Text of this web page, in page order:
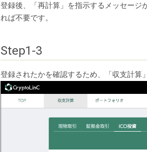
登録後、「再計算」を指示するメッセージ
れば不要です。
Step1-3
登録されたかを確認するため、「収支計算